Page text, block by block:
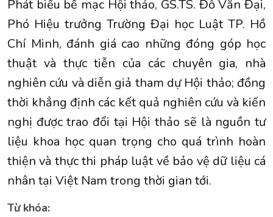
Phát biểu bế mạc Hội thảo, GS.TS. Đỗ Văn Đại,
Phó Hiệu trưởng Trường Đại học Luật TP. Hồ
Chí Minh, đánh giá cao những đóng góp học
thuật và thực tiễn của các chuyên gia, nhà
nghiên cứu và diễn giả tham dự Hội thảo; đồng
thời khẳng định các kết quả nghiên cứu và kiến
nghị được trao đổi tại Hội thảo sẽ là nguồn tư
liệu khoa học quan trọng cho quá trình hoàn
thiện và thực thi pháp luật về bảo vệ dữ liệu cá
nhân tại Việt Nam trong thời gian tới.
Từ khóa: